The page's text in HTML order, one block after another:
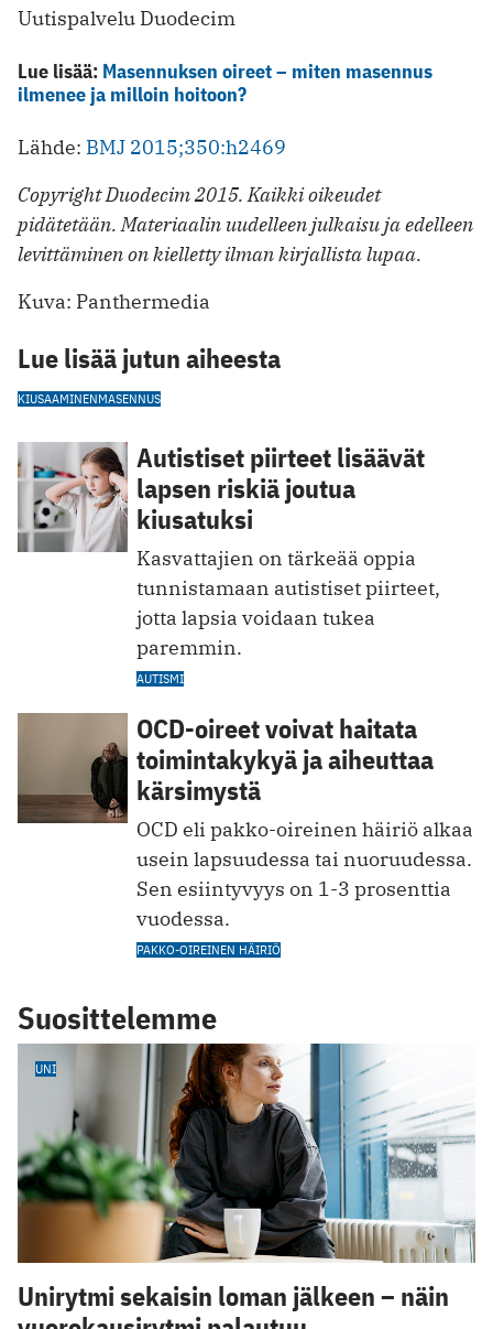
Uutispalvelu Duodecim
Lue lisää: Masennuksen oireet – miten masennus
ilmenee ja milloin hoitoon?
Lähde: BMJ 2015;350:h2469
Copyright Duodecim 2015. Kaikki oikeudet
pidätetään. Materiaalin uudelleen julkaisu ja edelleen
levittäminen on kielletty ilman kirjallista lupaa.
Kuva: Panthermedia
Lue lisää jutun aiheesta
KIUSAAMINENMASENNUS
Autistiset piirteet lisäävät
lapsen riskiä joutua
kiusatuksi
Kasvattajien on tärkeää oppia
tunnistamaan autistiset piirteet,
jotta lapsia voidaan tukea
paremmin.
AUTISMI
OCD-oireet voivat haitata
toimintakykyä ja aiheuttaa
kärsimystä
OCD eli pakko-oireinen häiriö alkaa
usein lapsuudessa tai nuoruudessa.
Sen esiintyvyys on 1-3 prosenttia
vuodessa.
PAKKO-OIREINEN HÄIRIÖ
Suosittelemme
UNI
Unirytmi sekaisin loman jälkeen – näin